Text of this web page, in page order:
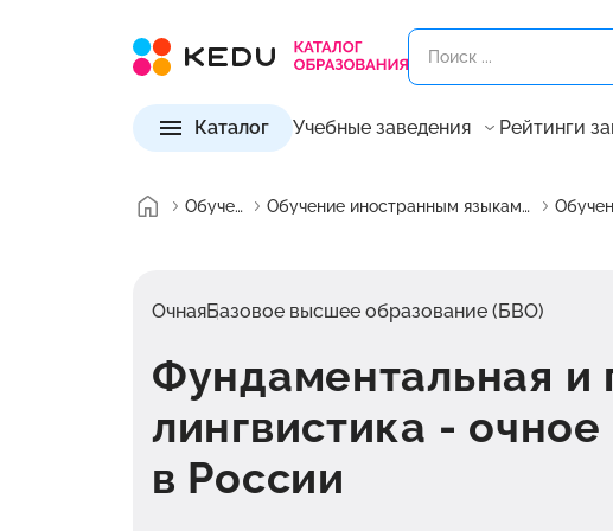
Каталог Учебные заведения Рейтинги
Обучение Обучение иностранным языкам в России
ОчнаяБазовое высшее образование (БВО)
Фундаментальная и
лингвистика -
в России